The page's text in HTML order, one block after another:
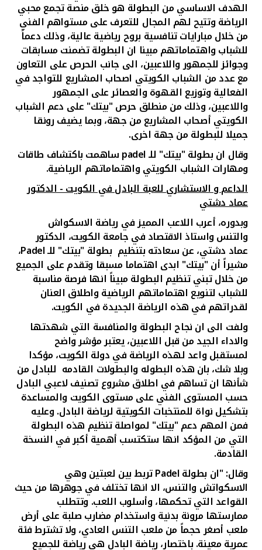
الهدف الاساسي من البطولة هو خلق منصة تجمع محبي
الرياضة وتتيح لهم المجال للتعرف على مستواهم الفني
من خلال مبارايات تنافسية بروح رياضية عالية، وذلك دعماً
للشباب واهتماماتهم مبينا ان البطولة تضمنت مسابقات
وجوائز للجمهور واللاعبين، الى جانب الحرص على التعاون
مع عدد من الشباب الكويتي اصحاب المشاريع للتواجد في
الفعالية وتوزيع القهوة والعصائر على الجمهور
واللاعبين، وذلك من منطلق حرص "بيتك" على دعم الشباب
الكويتي أصحاب المشاريع من جهة، وبما يضيف رونقا
جميلا للبطولة من جهة اخرى.
وقال ان بطولة "بيتك" للـpadelساهمت باكتشاف طاقات
ومهارات الشباب الكويتي واهتماماتهم الرياضية.
الداعم و الاستشاري للعبة البادل في الكويت - الدكتور
عماد دشتي
وبدوره، أعرب اللاعب المميز في رياضة الاسكواش
والتنس واستاذ الاقتصاد في جامعة الكويت، الدكتور
عماد دشتي، عن سعادته بتنظيم بطولة "بيتك" للـPadel ،
مشيراً أن "بيتك" ابدى اهتماما مسبقا وتقدم على الجميع
من خلال تبني تنظيم البطولة مبيناً انها فرصة مناسبة
للشباب لتنويع اهتماماتهم الرياضية واطلاق العنان
لقدراتهم في هذه الرياضة الجديدة في الكويت.
ولفت الى ان نجاح البطولة والمنافسة التي شهدتها
والاداء الجيد من قبل اللاعبين، يعتبر مؤشر واضح
لمستقبل واعد لهذه الرياضة في دولة الكويت، مؤكدا
وبلا شك، بان هذه البطوله والبطولات القادمه للبادل من
شأنها ان تساهم في اطلاق مشروع تصنيف لاعبي البادل
حسب المستوى الفني على مستوى الكويت والمساعدة
بتشكيل نواة للمنتخبات الكويتية لرياضة البادل.وعليه
فمن المهم دعم "بيتك" لمواصلة تنظيم هذه البطولة
التي من المؤكد انها ستكتسب أهمية أكبر في النسخة
القادمة.
وقال: "ان بطولةPadel تربط بين لعبتين وهي
الاسكواتش والتنس، الا انها تختلف في جوهرها من حيث
القواعد التي تحكمها، وأسلوب اللعب.وتتطلب
ممارستها مرونة بدنية واستخدام مضارب صلبة على أرض
ملعب أصغر حجماً من ملعب التنس العادي، ولا تشترط فئة
عمرية معينة.باختصار، رياضة البادل هي رياضة للجميع